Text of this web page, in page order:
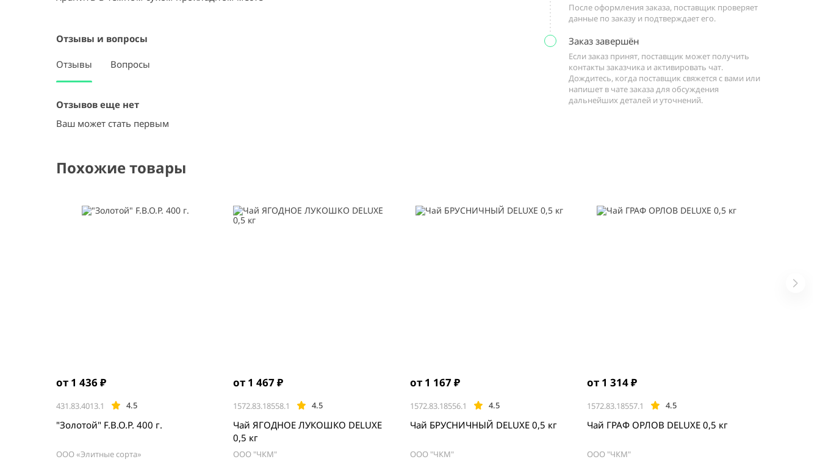
Отзывы и вопросы
Отзывы Вопросы
Отзывов еще нет
Ваш может стать первым
После оформления заказа, поставщик проверяет
данные по заказу и подтверждает его.
Заказ завершён
Если заказ принят, поставщик может получить
контакты заказчика и активировать чат.
Дождитесь, когда поставщик свяжется с вами или
напишет в чате заказа для обсуждения
дальнейших деталей и уточнений.
Похожие товары
от 1 436 ₽
431.83.4013.1 4.5
"Золотой" F.B.O.P. 400 г.
ООО «Элитные сорта»
от 1 467 ₽
1572.83.18558.1 4.5
Чай ЯГОДНОЕ ЛУКОШКО DELUXE
0,5 кг
ООО "ЧКМ"
от 1 167 ₽
1572.83.18556.1 4.5
Чай БРУСНИЧНЫЙ DELUXE 0,5 кг
ООО "ЧКМ"
от 1 314 ₽
1572.83.18557.1 4.5
Чай ГРАФ ОРЛОВ DELUXE 0,5 кг
ООО "ЧКМ"